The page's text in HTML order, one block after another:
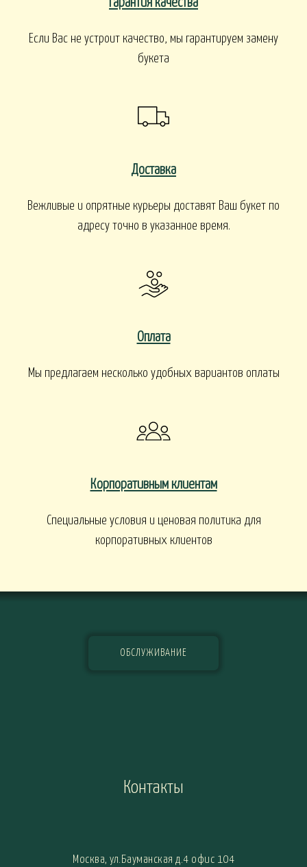
Гарантия качества
Если Вас не устроит качество, мы гарантируем замену
букета
Доставка
Вежливые и опрятные курьеры доставят Ваш букет по
адресу точно в указанное время.
Оплата
Мы предлагаем несколько удобных вариантов оплаты
Корпоративным клиентам
Специальные условия и ценовая политика для
корпоративных клиентов
ОБСЛУЖИВАНИЕ
Контакты
Москва, ул.Бауманская д.4 офис 104